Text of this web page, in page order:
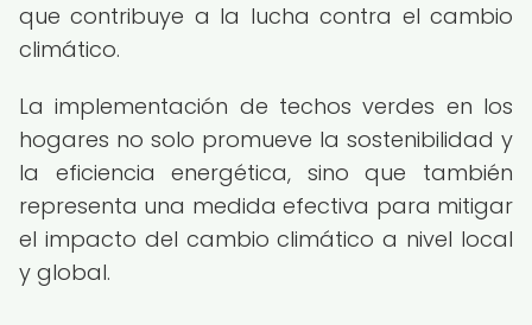
que contribuye a la lucha contra el cambio
climático.
La implementación de techos verdes en los
hogares no solo promueve la sostenibilidad y
la eficiencia energética, sino que también
representa una medida efectiva para mitigar
el impacto del cambio climático a nivel local
y global.